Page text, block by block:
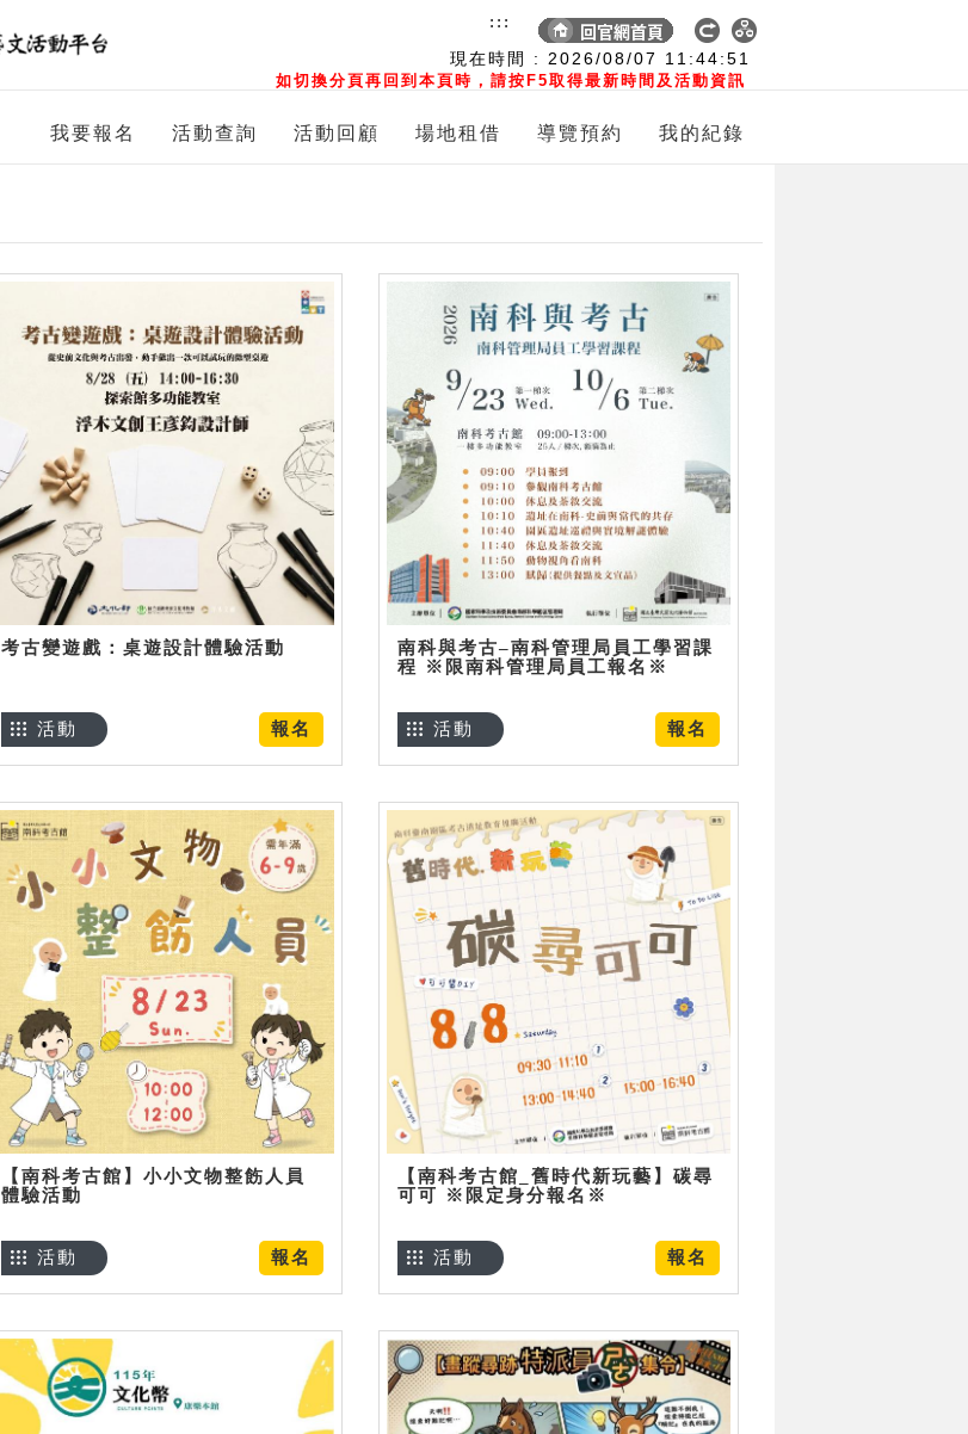
現在時間 : 2026/08/07 11:44:52
如切換分頁再回到本頁時，請按F5取得最新時間及活動資訊
:::
我要報名 活動查詢 活動回顧 場地租借 導覽預約 我的紀錄
考古變遊戲：桌遊設計體驗活動
報名
活動
南科與考古–南科管理局員工學習課
程 ※限南科管理局員工報名※
報名
活動
【南科考古館】小小文物整飭人員
體驗活動
報名
活動
【南科考古館_舊時代新玩藝】碳尋
可可 ※限定身分報名※
報名
活動